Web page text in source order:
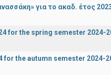
για το ακαδ. έτος
for the spring semester 2024-
the autumn semester 2024-